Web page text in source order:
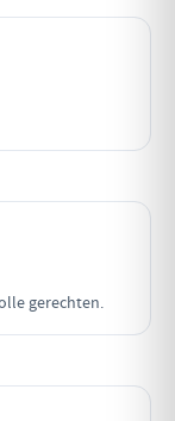
gerechten.